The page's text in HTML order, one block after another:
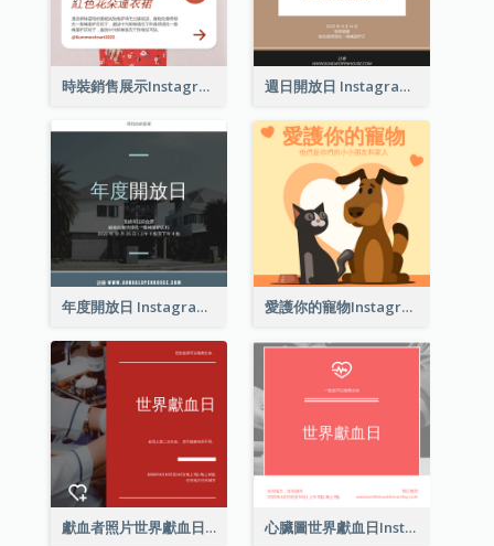
時裝銷售展示Instagram帖子 週日開放日 Instagram 帖子
年度開放日 Instagram 帖子 愛護你的寵物Instagram帖子
獻血者照片世界獻血日Instagram帖子 心臟圖世界獻血日Instagram帖子